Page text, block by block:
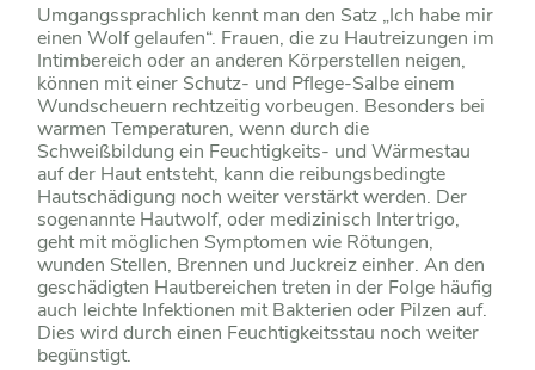
Umgangssprachlich kennt man den Satz „Ich habe mir
einen Wolf gelaufen“. Frauen, die zu Hautreizungen im
Intimbereich oder an anderen Körperstellen neigen,
können mit einer Schutz- und Pflege-Salbe einem
Wundscheuern rechtzeitig vorbeugen. Besonders bei
warmen Temperaturen, wenn durch die
Schweißbildung ein Feuchtigkeits- und Wärmestau
auf der Haut entsteht, kann die reibungsbedingte
Hautschädigung noch weiter verstärkt werden. Der
sogenannte Hautwolf, oder medizinisch Intertrigo,
geht mit möglichen Symptomen wie Rötungen,
wunden Stellen, Brennen und Juckreiz einher. An den
geschädigten Hautbereichen treten in der Folge häufig
auch leichte Infektionen mit Bakterien oder Pilzen auf.
Dies wird durch einen Feuchtigkeitsstau noch weiter
begünstigt.